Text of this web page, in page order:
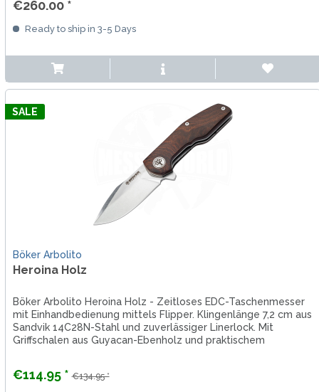
€260.00 *
Ready to ship in 3-5 Days
SALE
Böker Arbolito
Heroina Holz
Böker Arbolito Heroina Holz - Zeitloses EDC-Taschenmesser
mit Einhandbedienung mittels Flipper. Klingenlänge 7,2 cm aus
Sandvik 14C28N-Stahl und zuverlässiger Linerlock. Mit
Griffschalen aus Guyacan-Ebenholz und praktischem
€114.95 * €134.95 *